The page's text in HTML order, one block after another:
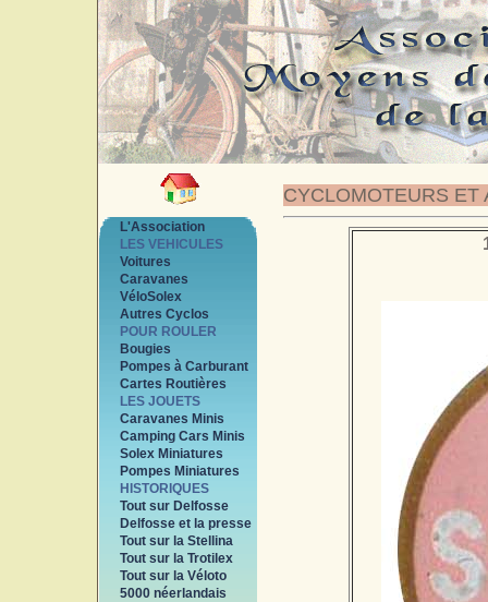
CYCLOMOTEURS ET
L'Association
LES VEHICULES
Voitures
Caravanes
VéloSolex
Autres Cyclos
POUR ROULER
Bougies
Pompes à Carburant
Cartes Routières
LES JOUETS
Caravanes Minis
Camping Cars Minis
Solex Miniatures
Pompes Miniatures
HISTORIQUES
Tout sur Delfosse
Delfosse et la presse
Tout sur la Stellina
Tout sur la Trotilex
Tout sur la Véloto
5000 néerlandais